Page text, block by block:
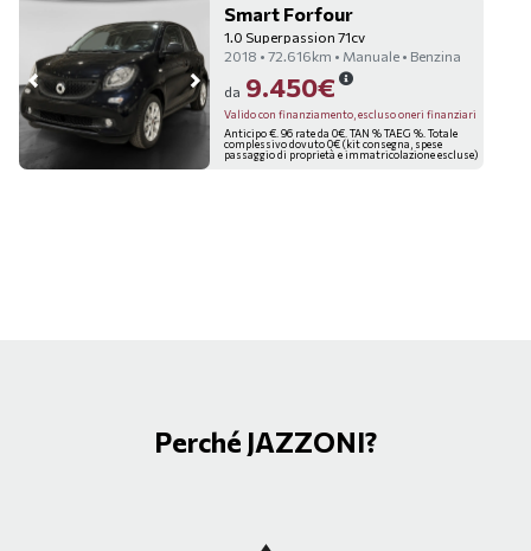
Smart Forfour
1.0 Superpassion 71cv
2018 • 72.616km • Manuale • Benzina
da 9.450€
Valido con finanziamento, escluso oneri finanziari
Anticipo €. 96 rate da 0€. TAN % TAEG %. Totale
complessivo dovuto 0€ (kit consegna, spese
passaggio di proprietà e immatricolazione escluse)
Perché JAZZONI?